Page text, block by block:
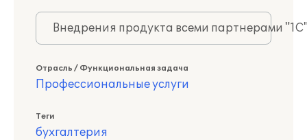
Внедрения продукта всеми партнерами
Отрасль / Функциональная задача
Профессиональные услуги
Теги
бухгалтерия